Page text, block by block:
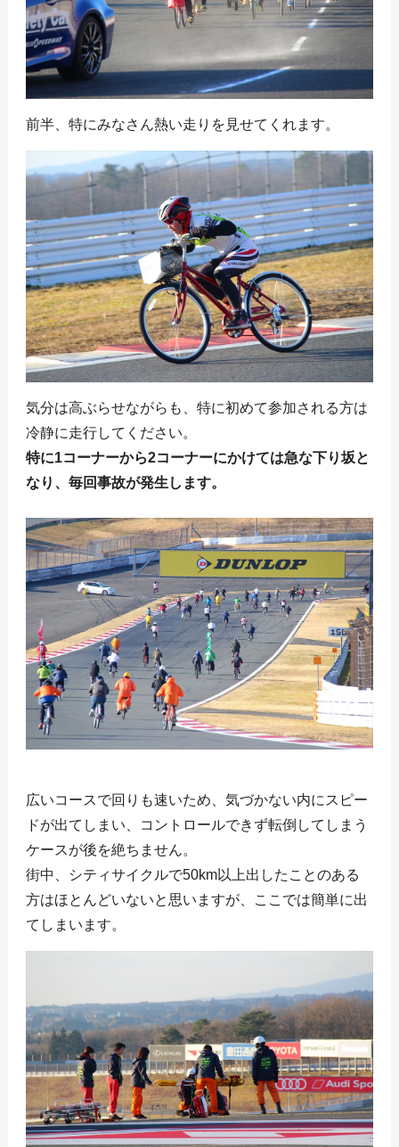
前半、特にみなさん熱い走りを見せてくれます。
気分は高ぶらせながらも、特に初めて参加される方は
冷静に走行してください。
特に1コーナーから2コーナーにかけては急な下り坂と
なり、毎回事故が発生します。
広いコースで回りも速いため、気づかない内にスピー
ドが出てしまい、コントロールできず転倒してしまう
ケースが後を絶ちません。
街中、シティサイクルで50km以上出したことのある
方はほとんどいないと思いますが、ここでは簡単に出
てしまいます。